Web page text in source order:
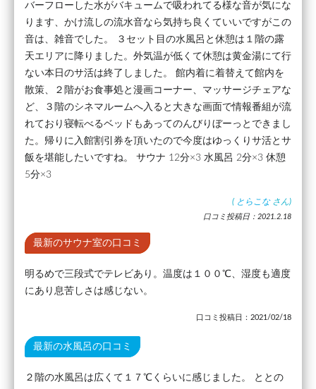
バーフローした水がバキュームで吸われてる様な音が気にな
ります、かけ流しの流水音なら気持ち良くていいですがこの
音は、雑音でした。 ３セット目の水風呂と休憩は１階の露
天エリアに降りました。外気温が低くて休憩は黄金湯にて行
ない本日のサ活は終了しました。 館内着に着替えて館内を
散策、２階がお食事処と漫画コーナー、マッサージチェアな
ど、３階のシネマルームへ入ると大きな画面で情報番組が流
れており寝転べるベッドもあってのんびりぼーっとできまし
た。帰りに入館割引券を頂いたので今度はゆっくりサ活とサ
飯を堪能したいですね。 サウナ 12分×3 水風呂 2分×3 休憩
5分×3
( とらこな さん)
口コミ投稿日：2021.2.18
最新のサウナ室の口コミ
明るめで三段式でテレビあり。温度は１００℃、湿度も適度
にあり息苦しさは感じない。
口コミ投稿日：2021/02/18
最新の水風呂の口コミ
２階の水風呂は広くて１７℃くらいに感じました。 ととの